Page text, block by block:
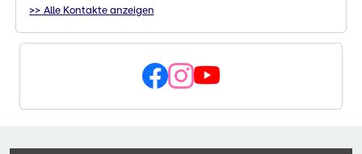
>> Alle Kontakte anzeigen